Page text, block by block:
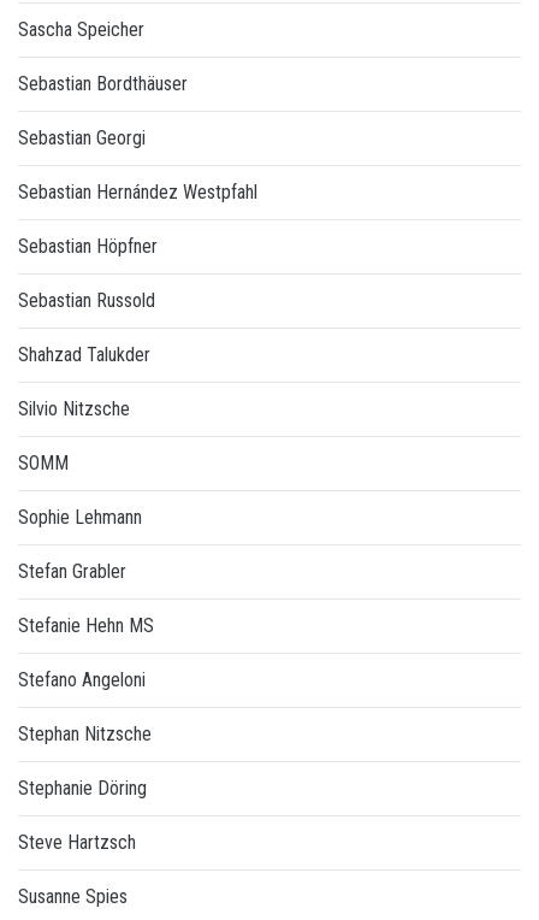
Sascha Speicher
Sebastian Bordthäuser
Sebastian Georgi
Sebastian Hernández Westpfahl
Sebastian Höpfner
Sebastian Russold
Shahzad Talukder
Silvio Nitzsche
SOMM
Sophie Lehmann
Stefan Grabler
Stefanie Hehn MS
Stefano Angeloni
Stephan Nitzsche
Stephanie Döring
Steve Hartzsch
Susanne Spies